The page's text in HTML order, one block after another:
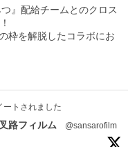
』配給チームとのクロス
！
枠を解脱したコラボにお
ートされました
路フィルム
@sansarofilm